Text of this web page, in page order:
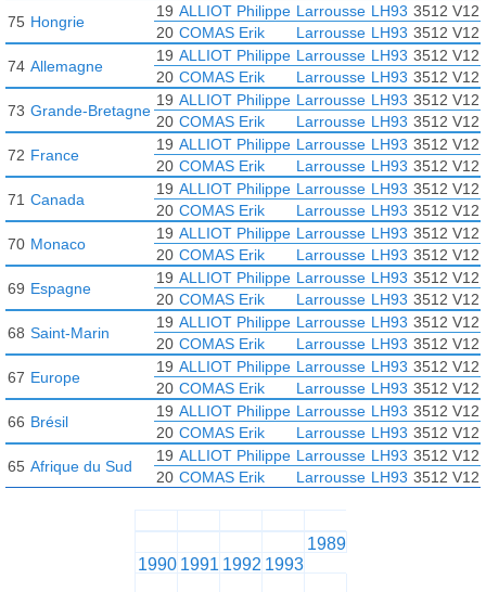
75 Hongrie
19 ALLIOT Philippe Larrousse LH93 3512 V12
20 COMAS Erik Larrousse LH93 3512 V12
74 Allemagne
19 ALLIOT Philippe Larrousse LH93 3512 V12
20 COMAS Erik Larrousse LH93 3512 V12
73 Grande-Bretagne
19 ALLIOT Philippe Larrousse LH93 3512 V12
20 COMAS Erik Larrousse LH93 3512 V12
72 France
19 ALLIOT Philippe Larrousse LH93 3512 V12
20 COMAS Erik Larrousse LH93 3512 V12
71 Canada
19 ALLIOT Philippe Larrousse LH93 3512 V12
20 COMAS Erik Larrousse LH93 3512 V12
70 Monaco
19 ALLIOT Philippe Larrousse LH93 3512 V12
20 COMAS Erik Larrousse LH93 3512 V12
69 Espagne
19 ALLIOT Philippe Larrousse LH93 3512 V12
20 COMAS Erik Larrousse LH93 3512 V12
68 Saint-Marin
19 ALLIOT Philippe Larrousse LH93 3512 V12
20 COMAS Erik Larrousse LH93 3512 V12
67 Europe
19 ALLIOT Philippe Larrousse LH93 3512 V12
20 COMAS Erik Larrousse LH93 3512 V12
66 Brésil
19 ALLIOT Philippe Larrousse LH93 3512 V12
20 COMAS Erik Larrousse LH93 3512 V12
65 Afrique du Sud
19 ALLIOT Philippe Larrousse LH93 3512 V12
20 COMAS Erik Larrousse LH93 3512 V12
1989
1990 1991 1992 1993